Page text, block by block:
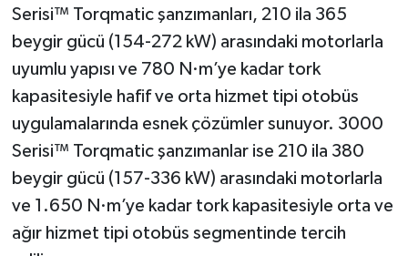
Serisi™ Torqmatic şanzımanları, 210 ila 365
beygir gücü (154-272 kW) arasındaki motorlarla
uyumlu yapısı ve 780 N·m’ye kadar tork
kapasitesiyle hafif ve orta hizmet tipi otobüs
uygulamalarında esnek çözümler sunuyor. 3000
Serisi™ Torqmatic şanzımanlar ise 210 ila 380
beygir gücü (157-336 kW) arasındaki motorlarla
ve 1.650 N·m’ye kadar tork kapasitesiyle orta ve
ağır hizmet tipi otobüs segmentinde tercih